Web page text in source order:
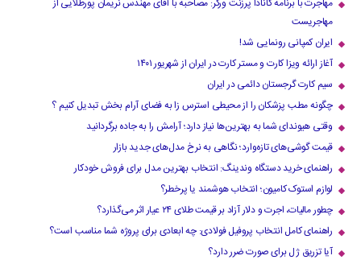
مهاجرت با برنامه کانادا پرزنت ورکر: مصاحبه با آقای مهندس نریمان پورطلایی از
مهاجریست
ایران کمپانی رونمایی شد!
آغاز ارائه ویزا کارت و مستر کارت در ایران از شهریور ۱۴۰۱
سیم کارت گرجستان دائمی در ایران
چگونه مطب پزشکان را از محیطی استرس زا به فضای آرام بخش تبدیل کنیم ؟
وقتی هیوندای شما به بهترین‌ها نیاز دارد؛ آرامش را به جاده برگردانید
قیمت گوشی‌های تازه‌وارد؛ نگاهی به نرخ مدل‌های جدید بازار
راهنمای خرید دستگاه وندینگ: انتخاب بهترین مدل برای فروش خودکار
لوازم استوک کامیون؛ انتخاب هوشمند یا پرخطر؟
چطور مالیات، اجرت و دلار آزاد بر قیمت طلای ۲۴ عیار اثر می‌گذارد؟
راهنمای کامل انتخاب پروفیل فولادی: چه ابعادی برای پروژه شما مناسب است؟
آیا تزریق ژل برای صورت ضرر دارد​؟